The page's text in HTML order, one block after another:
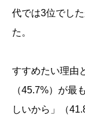
代では3位でし
た。
すすめたい理由
（45.7%）が最
しいから」（